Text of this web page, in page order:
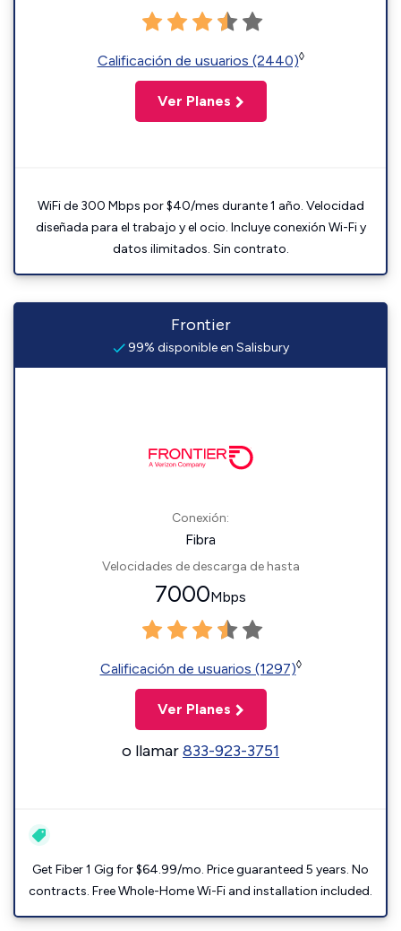
Calificación de usuarios (2440)◊
Ver Planes
WiFi de 300 Mbps por $40/mes durante 1 año. Velocidad
diseñada para el trabajo y el ocio. Incluye conexión Wi-Fi y
datos ilimitados. Sin contrato.
Frontier
99% disponible en Salisbury
Conexión:
Fibra
Velocidades de descarga de hasta
7000Mbps
Calificación de usuarios (1297)◊
Ver Planes
o llamar833-923-3751
Get Fiber 1 Gig for $64.99/mo. Price guaranteed 5 years. No
contracts. Free Whole-Home Wi-Fi and installation included.